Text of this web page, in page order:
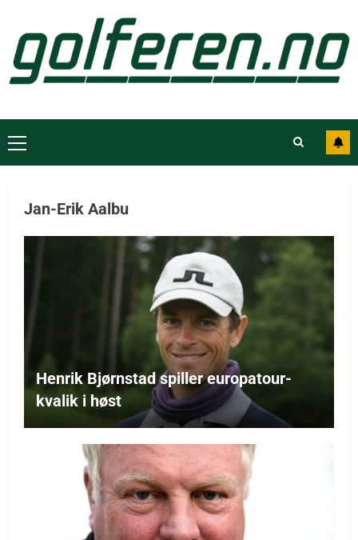
Jan-Erik Aalbu
Henrik Bjørnstad spiller europatour-
kvalik i høst